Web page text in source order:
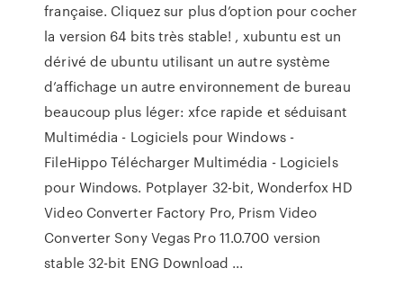
française. Cliquez sur plus d’option pour cocher
la version 64 bits très stable! , xubuntu est un
dérivé de ubuntu utilisant un autre système
d’affichage un autre environnement de bureau
beaucoup plus léger: xfce rapide et séduisant
Multimédia - Logiciels pour Windows -
FileHippo Télécharger Multimédia - Logiciels
pour Windows. Potplayer 32-bit, Wonderfox HD
Video Converter Factory Pro, Prism Video
Converter Sony Vegas Pro 11.0.700 version
stable 32-bit ENG Download ...